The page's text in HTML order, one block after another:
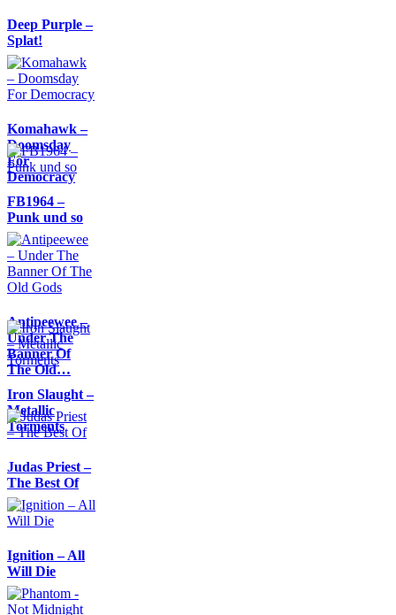
Deep Purple –
Splat!
Komahawk –
Doomsday
For
Democracy
FB1964 –
Punk und so
Antipeewee –
Under The
Banner Of
The Old…
Iron Slaught –
Metallic
Torments
Judas Priest –
The Best Of
Ignition – All
Will Die